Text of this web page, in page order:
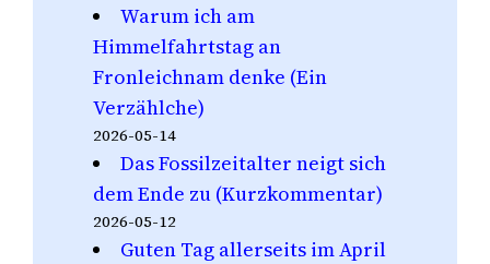
Warum ich am
Himmelfahrtstag an
Fronleichnam denke (Ein
Verzählche)
2026-05-14
Das Fossilzeitalter neigt sich
dem Ende zu (Kurzkommentar)
2026-05-12
Guten Tag allerseits im April